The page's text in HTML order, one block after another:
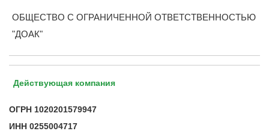
ОБЩЕСТВО С ОГРАНИЧЕННОЙ ОТВЕТСТВЕННОСТЬЮ
"ДОАК"
Действующая компания
ОГРН 1020201579947
ИНН 0255004717